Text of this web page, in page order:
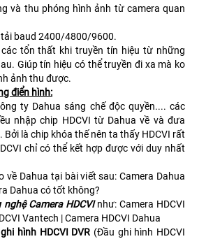
và thu phóng hình ảnh từ camera quan
baud 2400/4800/9600.
tổn thất khi truyền tín hiệu từ những
Giúp tín hiệu có thể truyền đi xa mà ko
ảnh thu được.
điển hình:
ty Dahua sáng chế độc quyền.... các
nhập chip HDCVI từ Dahua về và đưa
Bởi là chip khóa thế nên ta thấy HDCVI rất
chỉ có thể kết hợp được với duy nhất
về Dahua tại bài viết sau: Camera Dahua
Dahua có tốt không?
nghệ Camera HDCVInhư: Camera HDCVI
Vantech | Camera HDCVI Dahua
hình HDCVI DVR (Đầu ghi hình HDCVI